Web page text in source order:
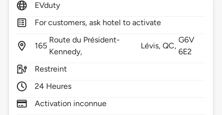
EVduty
For customers, ask hotel to activate
165
Route du Président-
Kennedy,
Lévis, QC,
G6V
6E2
Restreint
24 Heures
Activation inconnue